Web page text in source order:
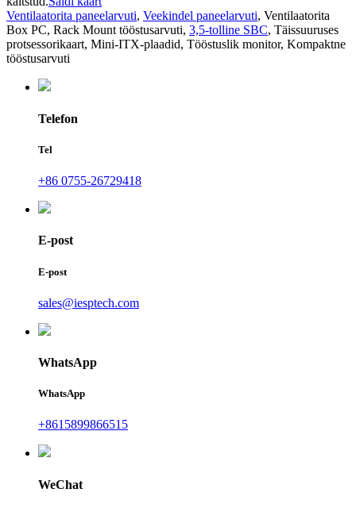
Ventilaatorita paneelarvuti, Veekindel paneelarvuti, Ventilaatorita
Box PC, Rack Mount tööstusarvuti, 3,5-tolline SBC, Täissuuruses
protsessorikaart, Mini-ITX-plaadid, Tööstuslik monitor, Kompaktne
tööstusarvuti
Telefon
Tel
+86 0755-26729418
E-post
E-post
sales@iesptech.com
WhatsApp
WhatsApp
+8615899866515
WeChat